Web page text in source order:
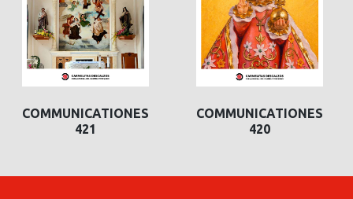
COMMUNICATIONES
421
COMMUNICATIONES
420